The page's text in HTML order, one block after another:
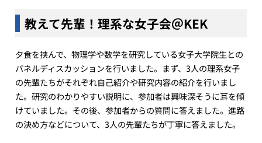
教えて先輩！理系な女子会＠KEK
夕食を挟んで、物理学や数学を研究している女子大学院生との
パネルディスカッションを行いました。まず、3人の理系女子
の先輩たちがそれぞれ自己紹介や研究内容の紹介を行いまし
た。研究のわかりやすい説明に、参加者は興味深そうに耳を傾
けていました。その後、参加者からの質問に答えました。進路
の決め方などについて、3人の先輩たちが丁寧に答えました。